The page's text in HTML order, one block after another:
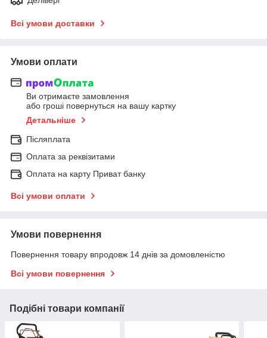
Всі умови доставки
Умови оплати
Ви отримаєте замовлення
або гроші повернуться на вашу картку
Детальніше
Післяплата
Оплата за реквізитами
Оплата на карту Приват банку
Всі умови оплати
Умови повернення
Повернення товару впродовж 14 днів за домовленістю
Всі умови повернення
Подібні товари компанії